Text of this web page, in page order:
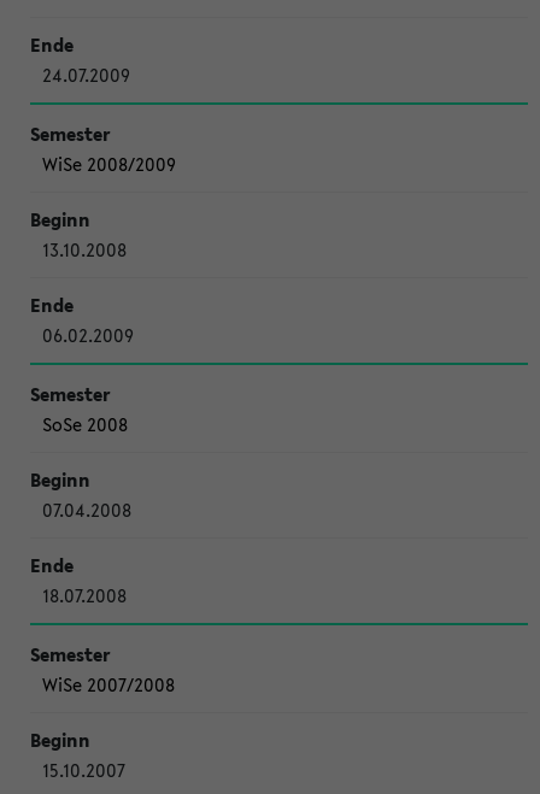
24.07.2009
WiSe 2008/2009
13.10.2008
06.02.2009
SoSe 2008
07.04.2008
18.07.2008
WiSe 2007/2008
15.10.2007